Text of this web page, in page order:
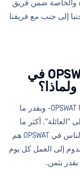
والخاصة ضمن فريق
إلى جنب مع فريقنا
إذا كان بإمكانك وصف OPSWAT في
حاولت العثور على الكلمة الصحيحة لوصفها OPSWAT- وبقدر ما
"العائلة". أكثر ما
أعتز به هو الناس. كما قلت من قبل ، فإن الناس في OPSWAT هم
إلى العمل كل يوم
بثمن.